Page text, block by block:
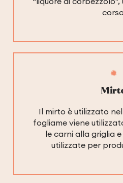
Il mirto è utilizzato
fogliame viene
le carni alla griglia
utilizzate per